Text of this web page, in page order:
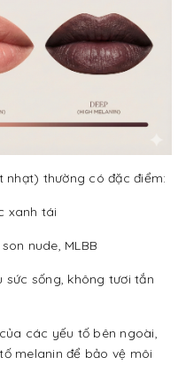
thường có đặc điểm:
xanh tái
nude, MLBB
sống, không tươi tắn
các yếu tố bên ngoài,
melanin để bảo vệ môi